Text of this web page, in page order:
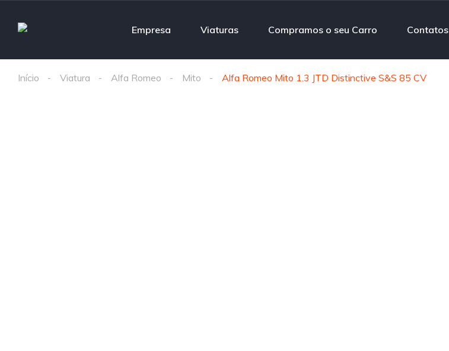
Empresa Viaturas Compramos o seu Carro Contatos
Início Viatura Alfa Romeo Mito Alfa Romeo Mito 1.3 JTD Distinctive S&S 85 CV